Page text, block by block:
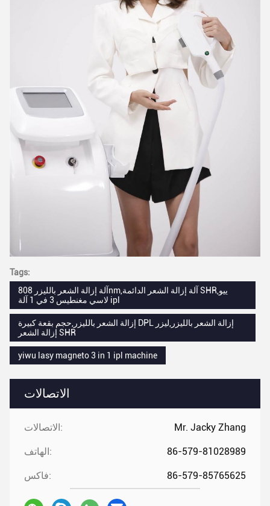
الاتصالات
الاتصالات: Mr. Jacky Zhang
الهاتف: 86-579-81028989
فاكس: 86-579-85765625
Tags:
آلة إزالة الشعر بالليزر 808nm,آلة إزالة الشعر الدائمة SHR,ييو
لاسي مغنطيس 3 في 1 آلة ipl
إزالة الشعر بالليزر,حجم بقعة كبيرة DPL إزالة الشعر بالليزر,ليزر
إزالة الشعر SHR
yiwu lasy magneto 3 in 1 ipl machine